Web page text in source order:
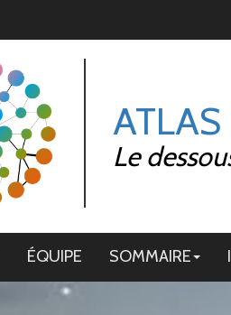
Le
ÉQUIPE SOMMAIRE